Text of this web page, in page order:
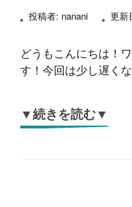
投稿者: nanani 更新
どうもこんにちは！
す！今回は少し遅く
▼続きを読む▼